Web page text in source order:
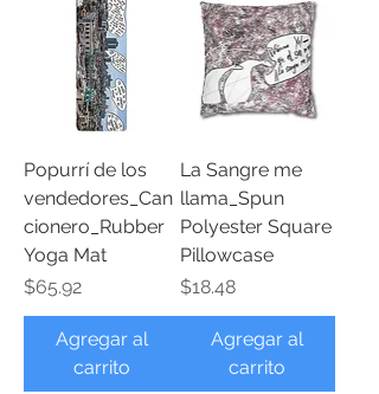
Popurrí de los
vendedores_Can
cionero_Rubber
Yoga Mat
Precio
$65.92
Agregar al
carrito
La Sangre me
llama_Spun
Polyester Square
Pillowcase
Precio
$18.48
Agregar al
carrito